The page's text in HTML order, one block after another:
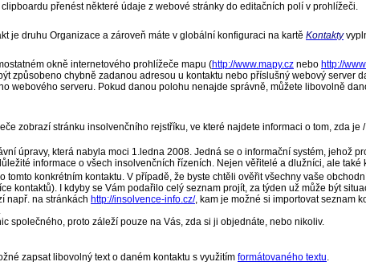
přenést některé údaje z webové stránky do editačních polí v prohlížeči.
je druhu Organizace a zároveň máte v globální konfiguraci na kartě Kontakty
okně internetového prohlížeče mapu (http://www.mapy.cz nebo http://
způsobeno chybně zadanou adresou u kontaktu nebo příslušný webový
webového serveru. Pokud danou polohu nenajde správně, můžete libovolně
zobrazí stránku insolvenčního rejstříku, ve které najdete informaci o tom, zda
úpravy, která nabyla moci 1.ledna 2008. Jedná se o informační systém, jehož
informace o všech insolvenčních řízeních. Nejen věřitelé a dlužníci, ale
tomto konkrétním kontaktu. V případě, že byste chtěli ověřit všechny vaše
kontaktů). I kdyby se Vám podařilo celý seznam projít, za týden už může být
např. na stránkách http://insolvence-info.cz/, kam je možné si importovat seznam
.
společného, proto záleží pouze na Vás, zda si ji objednáte, nebo nikoliv.
zapsat libovolný text o daném kontaktu s využitím formátovaného textu.